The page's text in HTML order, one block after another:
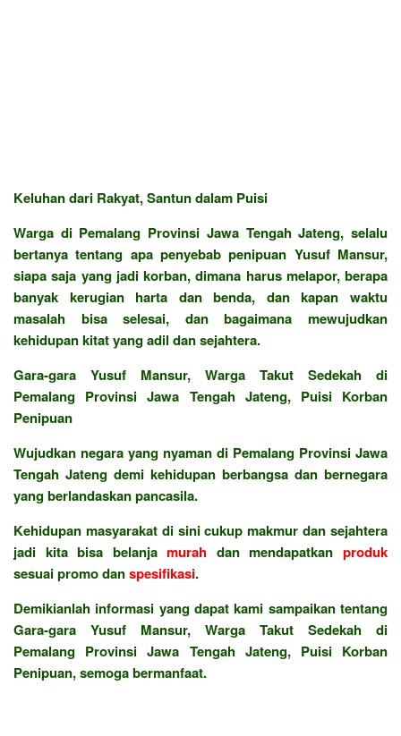
Keluhan dari Rakyat, Santun dalam Puisi
Warga di Pemalang Provinsi Jawa Tengah Jateng, selalu
bertanya tentang apa penyebab penipuan Yusuf Mansur,
siapa saja yang jadi korban, dimana harus melapor, berapa
banyak kerugian harta dan benda, dan kapan waktu
masalah bisa selesai, dan bagaimana mewujudkan
kehidupan kitat yang adil dan sejahtera.
Gara-gara Yusuf Mansur, Warga Takut Sedekah di
Pemalang Provinsi Jawa Tengah Jateng, Puisi Korban
Penipuan
Wujudkan negara yang nyaman di Pemalang Provinsi Jawa
Tengah Jateng demi kehidupan berbangsa dan bernegara
yang berlandaskan pancasila.
Kehidupan masyarakat di sini cukup makmur dan sejahtera
jadi kita bisa belanjamurah dan mendapatkanproduk
sesuai promo danspesifikasi.
Demikianlah informasi yang dapat kami sampaikan tentang
Gara-gara Yusuf Mansur, Warga Takut Sedekah di
Pemalang Provinsi Jawa Tengah Jateng, Puisi Korban
Penipuan, semoga bermanfaat.